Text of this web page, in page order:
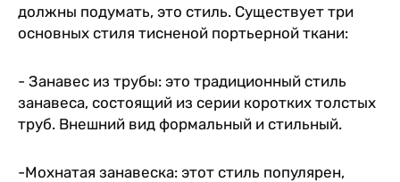
должны подумать, это стиль. Существует три
основных стиля тисненой портьерной ткани:
- Занавес из трубы: это традиционный стиль
занавеса, состоящий из серии коротких толстых
труб. Внешний вид формальный и стильный.
-Мохнатая занавеска: этот стиль популярен,